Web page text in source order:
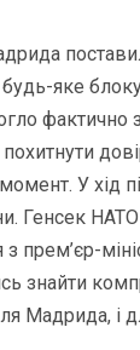
будь-яке
фактично
У хід
Генсек
з прем’єр-
знайти
Мадрида, і